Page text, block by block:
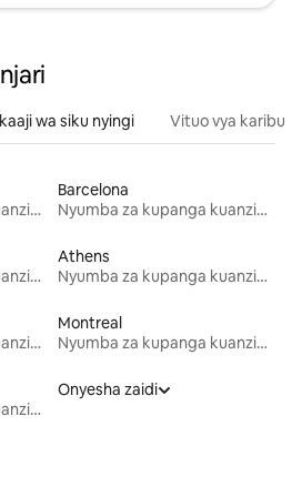
wa siku nyingi Vituo vya karibu
Nyumba za kupanga kuanzia mwezi mmoja
Barcelona
Nyumba za kupanga kuanzia mwezi mmoja
Nyumba za kupanga kuanzia mwezi mmoja
Athens
Nyumba za kupanga kuanzia mwezi mmoja
Nyumba za kupanga kuanzia mwezi mmoja
Montreal
Nyumba za kupanga kuanzia mwezi mmoja
Nyumba za kupanga kuanzia mwezi mmoja
Onyesha zaidi